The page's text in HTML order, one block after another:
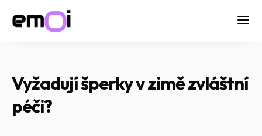
Vyžadují šperky v zimě zvláštní
péči?